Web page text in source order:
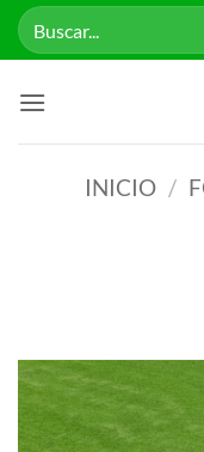
Saltar
Buscar
por:
INICIO /